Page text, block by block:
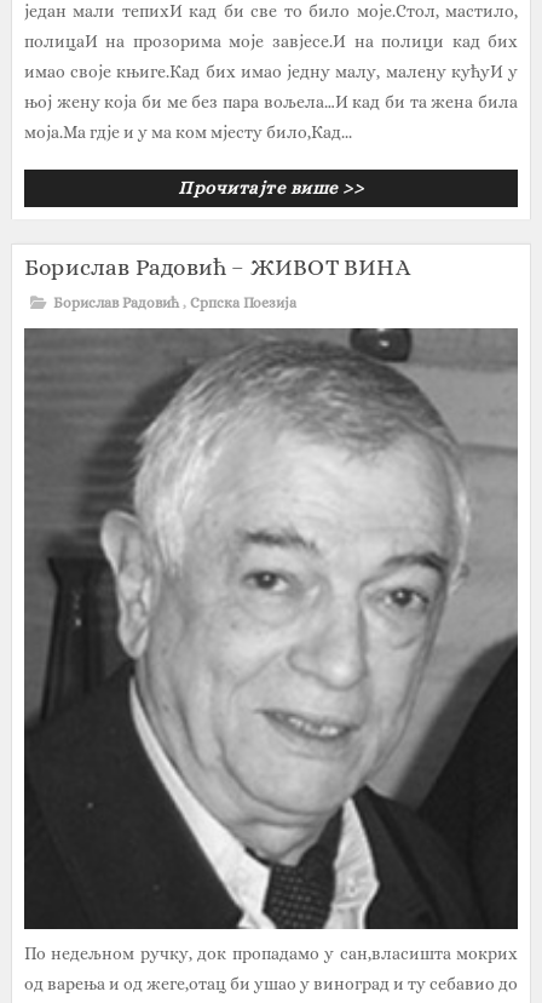
један мали тепихИ кад би све то било моје.Стол, мастило,
полицаИ на прозорима моје завјесе.И на полици кад бих
имао своје књиге.Кад бих имао једну малу, малену кућуИ у
њој жену која би ме без пара вољела…И кад би та жена била
моја.Ма гдје и у ма ком мјесту било,Кад...
Прочитајте више >>
Борислав Радовић – ЖИВОТ ВИНА
Борислав Радовић , Српска Поезија
По недељном ручку, док пропадамо у сан,власишта мокрих
од варења и од жеге,отац би ушао у виноград и ту себавио до